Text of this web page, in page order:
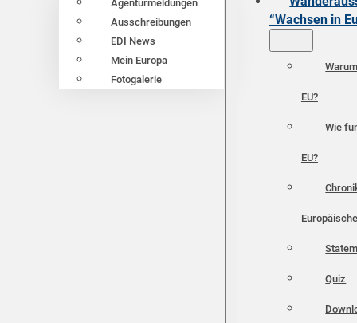
Agenturmeldungen
Ausschreibungen
EDI News
Mein Europa
Fotogalerie
“Wachsen in
EU?
Wie
EU?
Quiz